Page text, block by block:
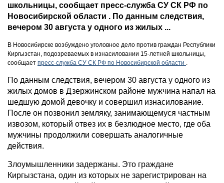
школьницы, сообщает пресс-служба СУ СК РФ по
Новосибирской области . По данным следствия,
вечером 30 августа у одного из жилых ...
В Новосибирске возбуждено уголовное дело против граждан Республики
Киргызстан, подозреваемых в изнасиловании 15-летней школьницы,
сообщает пресс-служба СУ СК РФ по Новосибирской области
По данным следствия, вечером 30 августа у одного из
жилых домов в Дзержинском районе мужчина напал на
шедшую домой девочку и совершил изнасилование.
После он позвонил земляку, занимающемуся частным
извозом, который отвез их в безлюдное место, где оба
мужчины продолжили совершать аналогичные
действия.
Злоумышленники задержаны. Это граждане
Киргызстана, один из которых не зарегистрирован на